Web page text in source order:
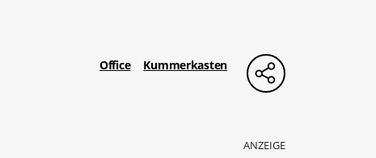
Office Kummerkasten
ANZEIGE